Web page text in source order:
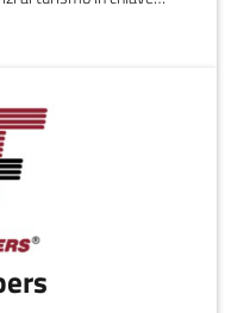
hoc in un sistema 'rete'